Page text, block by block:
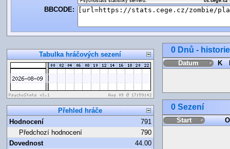
BBCODE:
Tabulka hráčových sezení
Přehled hráče
Hodnocení
791
Předchozí hodnocení
790
Dovednost
44.00
0 Dnů - historie
Datum K
0 Sezení
Start